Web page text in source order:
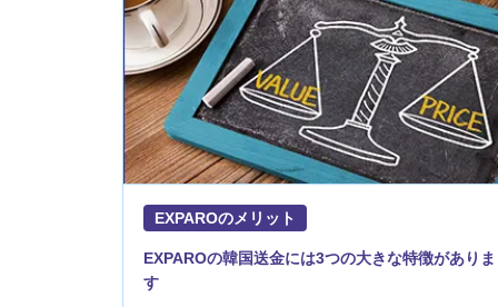
EXPAROのメリット
EXPAROの韓国送金には3つの大きな特徴がありま
す